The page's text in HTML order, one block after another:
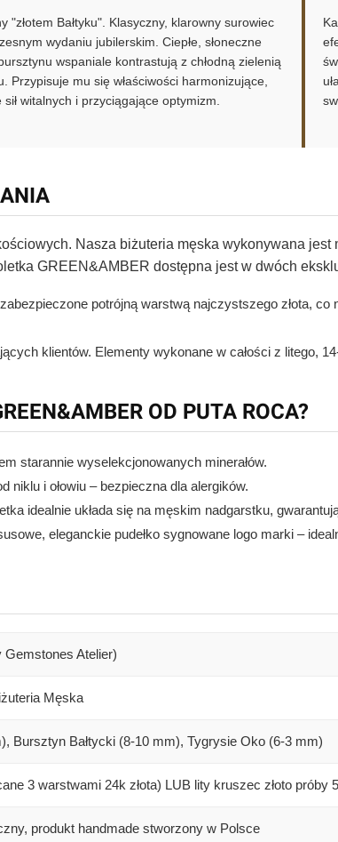
"złotem Bałtyku". Klasyczny, klarowny surowiec
wydaniu jubilerskim. Ciepłe, słoneczne
wspaniale kontrastują z chłodną zielenią
Przypisuje mu się właściwości harmonizujące,
sił witalnych i przyciągające optymizm.
Nasza biżuteria męska wykonywana
GREEN&AMBER dostępna jest w dwóch
potrójną warstwą najczystszego złota,
klientów. Elementy wykonane w całości z litego,
OD PUTA ROCA?
starannie wyselekcjonowanych minerałów.
niklu i ołowiu – bezpieczna dla alergików.
idealnie układa się na męskim nadgarstku,
eleganckie pudełko sygnowane logo marki –
Atelier)
Męska
Bursztyn Bałtycki (8-10 mm), Tygrysie Oko (6-3 mm)
3 warstwami 24k złota) LUB lity kruszec złoto próby
produkt handmade stworzony w Polsce